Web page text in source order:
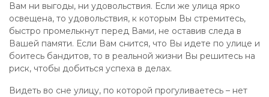
Вам ни выгоды, ни удовольствия. Если же улица ярко
освещена, то удовольствия, к которым Вы стремитесь,
быстро промелькнут перед Вами, не оставив следа в
Вашей памяти. Если Вам снится, что Вы идете по улице и
боитесь бандитов, то в реальной жизни Вы решитесь на
риск, чтобы добиться успеха в делах.
Видеть во сне улицу, по которой прогуливаетесь – нет